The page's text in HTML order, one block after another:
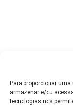
Para proporcionar
armazenar e/ou
tecnologias nos